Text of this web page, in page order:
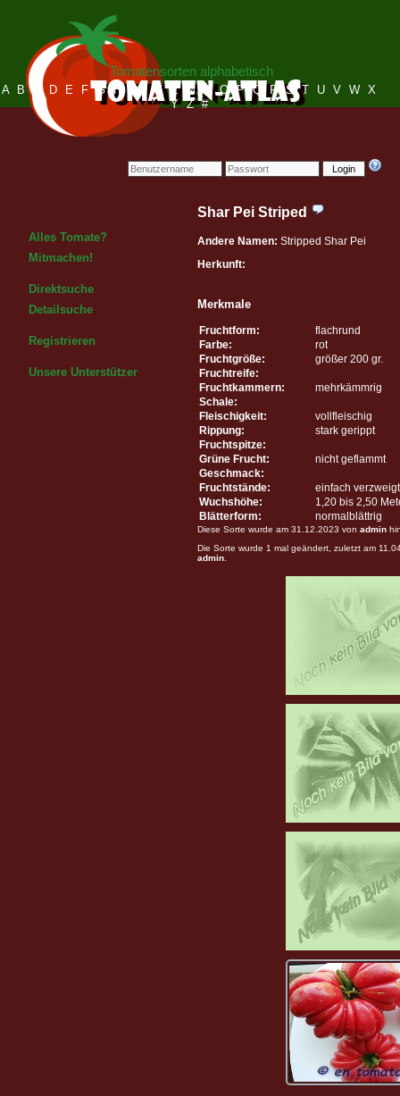
Login
Tomatensorten alphabetisch
A B C D E F G H I J K L M N O P Q R S T U V W X
Y Z #
Alles Tomate?
Mitmachen!
Direktsuche
Detailsuche
Registrieren
Unsere Unterstützer
Shar Pei Striped
Andere Namen: Stripped Shar Pei
Herkunft:
Merkmale
Fruchtform:
flachrund
Farbe:
rot
Fruchtgröße:
größer 200 gr.
Fruchtreife:
Fruchtkammern:
mehrkämmrig
Schale:
Fleischigkeit:
vollfleischig
Rippung:
stark gerippt
Fruchtspitze:
Grüne Frucht:
nicht geflammt
Geschmack:
Fruchtstände:
einfach verzweigt
Wuchshöhe:
1,20 bis 2,50
Blätterform:
normalblättrig
Diese Sorte wurde am 31.12.2023 von admin
Die Sorte wurde 1 mal geändert, zuletzt am
admin